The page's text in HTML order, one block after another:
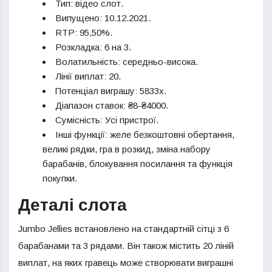
Тип: відео слот.
Випущено: 10.12.2021.
RTP: 95,50%.
Розкладка: 6 на 3.
Волатильність: середньо-висока.
Лінії виплат: 20.
Потенціал виграшу: 5833x.
Діапазон ставок: ₴8-₴4000.
Сумісність: Усі пристрої.
Інші функції: желе безкоштовні обертання,
великі рядки, гра в розкид, зміна набору
барабанів, блокування посилання та функція
покупки.
Деталі слота
Jumbo Jellies встановлено на стандартній сітці з 6
барабанами та 3 рядами. Він також містить 20 ліній
виплат, на яких гравець може створювати виграшні